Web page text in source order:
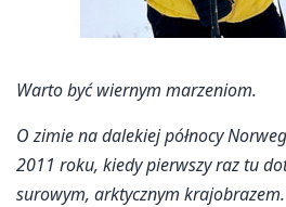
Warto być wiernym marzeniom.
O zimie na dalekiej północy
2011 roku, kiedy pierwszy raz tu
surowym, arktycznym